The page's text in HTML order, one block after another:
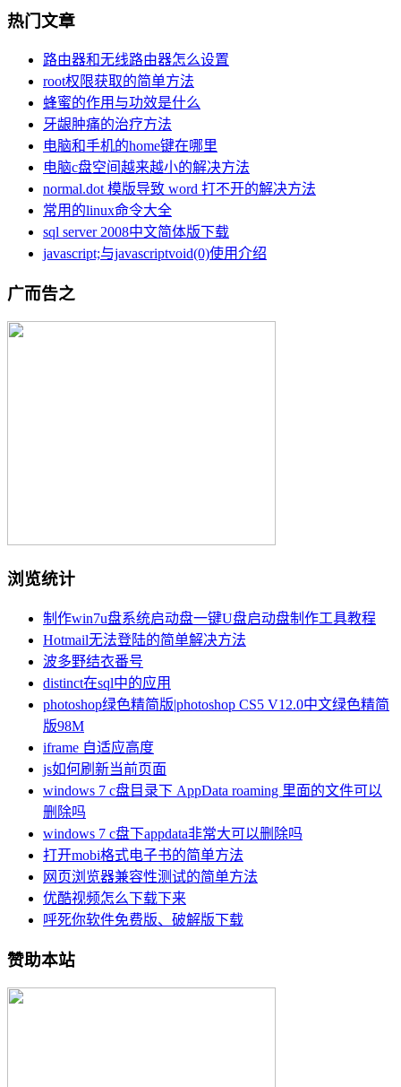
热门文章
路由器和无线路由器怎么设置
root权限获取的简单方法
蜂蜜的作用与功效是什么
牙龈肿痛的治疗方法
电脑和手机的home键在哪里
电脑c盘空间越来越小的解决方法
normal.dot 模版导致 word 打不开的解决方法
常用的linux命令大全
sql server 2008中文简体版下载
javascript;与javascriptvoid(0)使用介绍
广而告之
浏览统计
制作win7u盘系统启动盘一键U盘启动盘制作工具教程
Hotmail无法登陆的简单解决方法
波多野结衣番号
distinct在sql中的应用
photoshop绿色精简版|photoshop CS5 V12.0中文绿色精简
版98M
iframe 自适应高度
js如何刷新当前页面
windows 7 c盘目录下 AppData roaming 里面的文件可以
删除吗
windows 7 c盘下appdata非常大可以删除吗
打开mobi格式电子书的简单方法
网页浏览器兼容性测试的简单方法
优酷视频怎么下载下来
呼死你软件免费版、破解版下载
赞助本站